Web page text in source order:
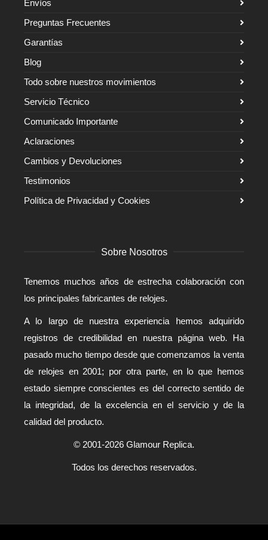
Envíos
Preguntas Frecuentes
Garantías
Blog
Todo sobre nuestros movimientos
Servicio Técnico
Comunicado Importante
Aclaraciones
Cambios y Devoluciones
Testimonios
Política de Privacidad y Cookies
Sobre Nosotros
Tenemos muchos años de estrecha colaboración con
los principales fabricantes de relojes.
A lo largo de nuestra experiencia hemos adquirido
registros de credibilidad en nuestra página web. Ha
pasado mucho tiempo desde que comenzamos la venta
de relojes en 2001; por otra parte, en lo que hemos
estado siempre conscientes es del correcto sentido de
la integridad, de la excelencia en el servicio y de la
calidad del producto.
© 2001-2026 Glamour Replica.
Todos los derechos reservados.